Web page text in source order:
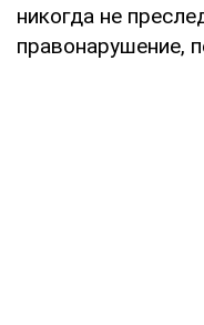
никогда не
правонарушение,